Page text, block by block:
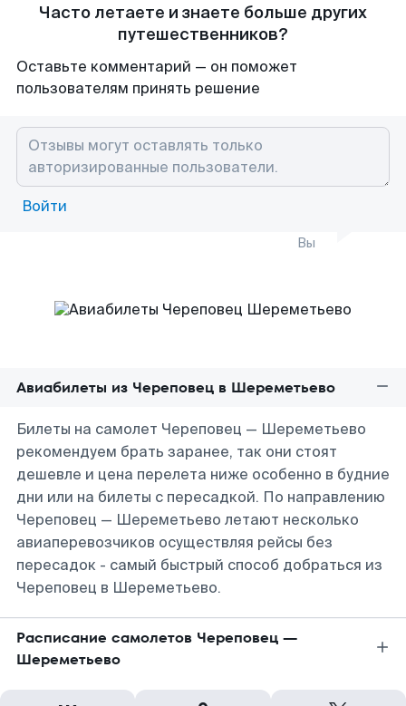
Часто летаете и знаете больше других
путешественников?
Оставьте комментарий — он поможет
пользователям принять решение
Войти
Вы
Авиабилеты из Череповец в Шереметьево
Билеты на самолет Череповец — Шереметьево
рекомендуем брать заранее, так они стоят
дешевле и цена перелета ниже особенно в будние
дни или на билеты с пересадкой. По направлению
Череповец — Шереметьево летают несколько
авиаперевозчиков осуществляя рейсы без
пересадок - самый быстрый способ добраться из
Череповец в Шереметьево.
Расписание самолетов Череповец —
Шереметьево